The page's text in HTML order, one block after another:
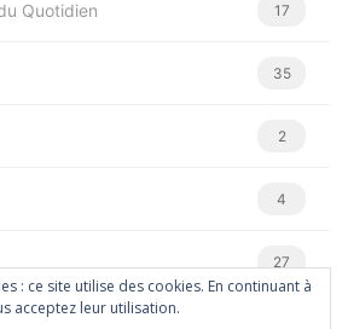
Quotidien 17
35
2
4
27
: ce site utilise des cookies. En continuant à
acceptez leur utilisation.